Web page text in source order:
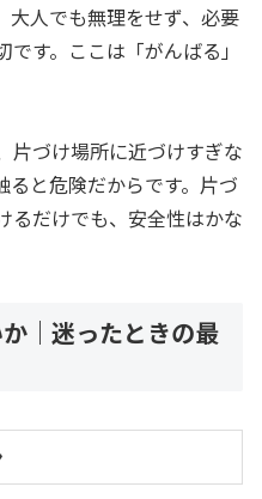
大人でも無理をせず、必要
す。ここは「がんばる」
片づけ場所に近づけすぎな
ると危険だからです。片づ
るだけでも、安全性はかな
｜迷ったときの最